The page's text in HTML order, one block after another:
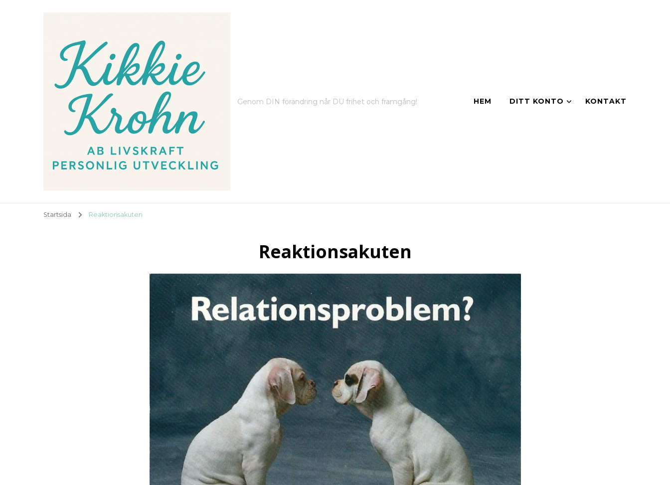
Genom DIN förändring når DU frihet och framgång! HEM DITT KONTO KONTAKT
Startsida Reaktionsakuten
Reaktionsakuten